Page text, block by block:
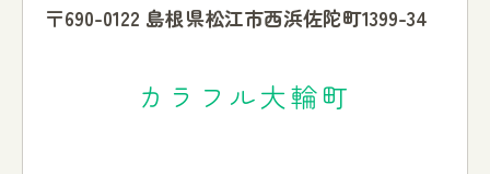
〒690-0122 島根県松江市西浜佐陀町1399-34
カラフル大輪町